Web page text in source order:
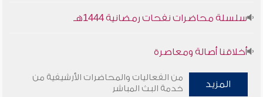
أخلاقنا أصالة ومعاصرة
وأمنهم من خوف 9
المزيد
من الفعاليات والمحاضرات الأرشيفية من
خدمة البث المباشر